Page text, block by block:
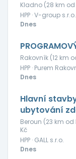
Kladno (28 km
HPP · V-group s.r.o.
Dnes
Rakovník (12 km
HPP · Purem
Dnes
Hlavní
ubytování
Beroun (23 km
Kč
HPP · GALL s.r.o.
Dnes